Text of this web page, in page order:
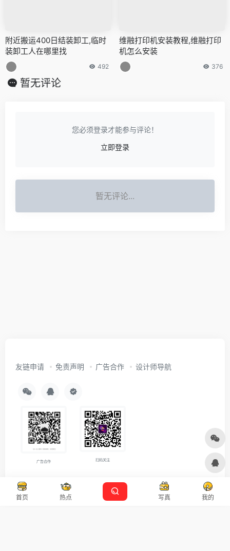
附近搬运400日结装卸工,临时
装卸工人在哪里找
492
维融打印机安装教程,维融打印
机怎么安装
376
暂无评论
您必须登录才能参与评论！
立即登录
暂无评论...
首页 热点 写真 我的
友链申请 免责声明 广告合作 设计师导航
广告合作 扫码关注
Copyright © 2026沪ICP备2021007899号-5 Designed by 设计资源